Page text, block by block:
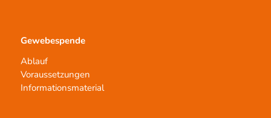
Gewebespende
Ablauf
Voraussetzungen
Informationsmaterial